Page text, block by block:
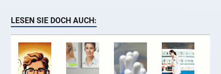
LESEN SIE DOCH AUCH: